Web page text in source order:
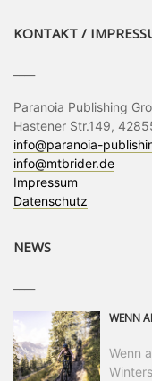
KONTAKT /
Paranoia Publishing
Hastener Str.149,
info@paranoia-
info@mtbrider.de
Impressum
Datenschutz
NEWS
Wenn